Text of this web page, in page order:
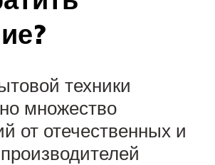
техники
множество
от отечественных и